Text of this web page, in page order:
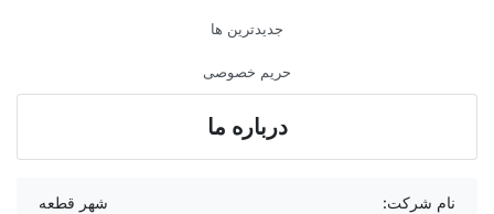
جدیدترین ها
حریم خصوصی
درباره ما
نام شرکت: شهر قطعه